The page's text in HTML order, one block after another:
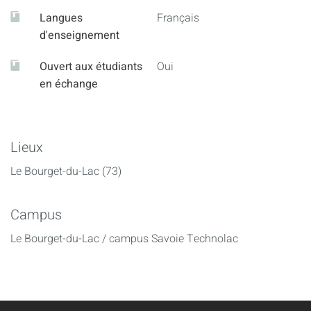
Langues
d'enseignement
Français
Ouvert aux étudiants
en échange
Oui
Lieux
Le Bourget-du-Lac (73)
Campus
Le Bourget-du-Lac / campus Savoie Technolac